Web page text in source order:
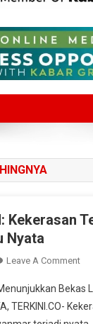
Kekerasan
Nyata
Leave A CommentOn
Bekas
TERKINI.CO-